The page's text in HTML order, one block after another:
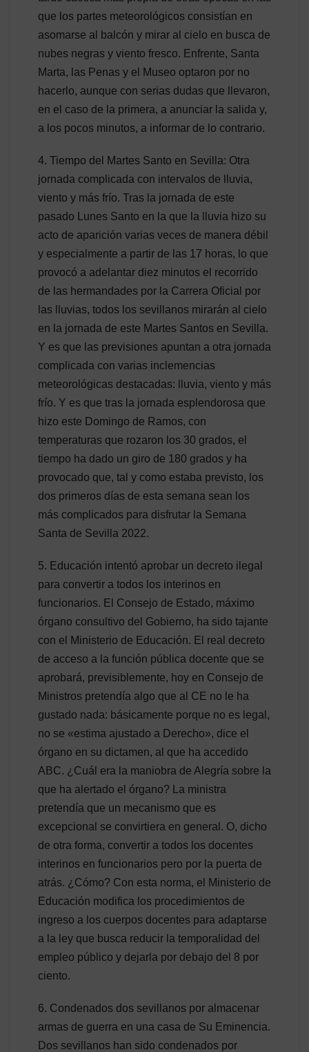
que los partes meteorológicos consistían en
asomarse al balcón y mirar al cielo en busca de
nubes negras y viento fresco. Enfrente, Santa
Marta, las Penas y el Museo optaron por no
hacerlo, aunque con serias dudas que llevaron,
en el caso de la primera, a anunciar la salida y,
a los pocos minutos, a informar de lo contrario.
4. Tiempo del Martes Santo en Sevilla: Otra
jornada complicada con intervalos de lluvia,
viento y más frío. Tras la jornada de este
pasado Lunes Santo en la que la lluvia hizo su
acto de aparición varias veces de manera débil
y especialmente a partir de las 17 horas, lo que
provocó a adelantar diez minutos el recorrido
de las hermandades por la Carrera Oficial por
las lluvias, todos los sevillanos mirarán al cielo
en la jornada de este Martes Santos en Sevilla.
Y es que las previsiones apuntan a otra jornada
complicada con varias inclemencias
meteorológicas destacadas: lluvia, viento y más
frío. Y es que tras la jornada esplendorosa que
hizo este Domingo de Ramos, con
temperaturas que rozaron los 30 grados, el
tiempo ha dado un giro de 180 grados y ha
provocado que, tal y como estaba previsto, los
dos primeros días de esta semana sean los
más complicados para disfrutar la Semana
Santa de Sevilla 2022.
5. Educación intentó aprobar un decreto ilegal
para convertir a todos los interinos en
funcionarios. El Consejo de Estado, máximo
órgano consultivo del Gobierno, ha sido tajante
con el Ministerio de Educación. El real decreto
de acceso a la función pública docente que se
aprobará, previsiblemente, hoy en Consejo de
Ministros pretendía algo que al CE no le ha
gustado nada: básicamente porque no es legal,
no se «estima ajustado a Derecho», dice el
órgano en su dictamen, al que ha accedido
ABC. ¿Cuál era la maniobra de Alegría sobre la
que ha alertado el órgano? La ministra
pretendía que un mecanismo que es
excepcional se convirtiera en general. O, dicho
de otra forma, convertir a todos los docentes
interinos en funcionarios pero por la puerta de
atrás. ¿Cómo? Con esta norma, el Ministerio de
Educación modifica los procedimientos de
ingreso a los cuerpos docentes para adaptarse
a la ley que busca reducir la temporalidad del
empleo público y dejarla por debajo del 8 por
ciento.
6. Condenados dos sevillanos por almacenar
armas de guerra en una casa de Su Eminencia.
Dos sevillanos han sido condenados por